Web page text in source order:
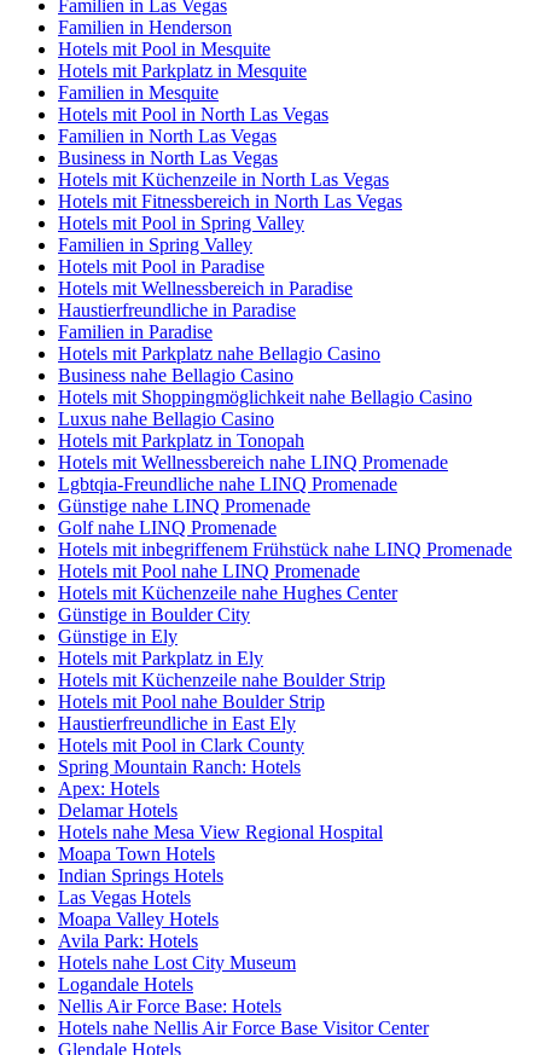
Familien in Las Vegas
Familien in Henderson
Hotels mit Pool in Mesquite
Hotels mit Parkplatz in Mesquite
Familien in Mesquite
Hotels mit Pool in North Las Vegas
Familien in North Las Vegas
Business in North Las Vegas
Hotels mit Küchenzeile in North Las Vegas
Hotels mit Fitnessbereich in North Las Vegas
Hotels mit Pool in Spring Valley
Familien in Spring Valley
Hotels mit Pool in Paradise
Hotels mit Wellnessbereich in Paradise
Haustierfreundliche in Paradise
Familien in Paradise
Hotels mit Parkplatz nahe Bellagio Casino
Business nahe Bellagio Casino
Hotels mit Shoppingmöglichkeit nahe Bellagio Casino
Luxus nahe Bellagio Casino
Hotels mit Parkplatz in Tonopah
Hotels mit Wellnessbereich nahe LINQ Promenade
Lgbtqia-Freundliche nahe LINQ Promenade
Günstige nahe LINQ Promenade
Golf nahe LINQ Promenade
Hotels mit inbegriffenem Frühstück nahe LINQ Promenade
Hotels mit Pool nahe LINQ Promenade
Hotels mit Küchenzeile nahe Hughes Center
Günstige in Boulder City
Günstige in Ely
Hotels mit Parkplatz in Ely
Hotels mit Küchenzeile nahe Boulder Strip
Hotels mit Pool nahe Boulder Strip
Haustierfreundliche in East Ely
Hotels mit Pool in Clark County
Spring Mountain Ranch: Hotels
Apex: Hotels
Delamar Hotels
Hotels nahe Mesa View Regional Hospital
Moapa Town Hotels
Indian Springs Hotels
Las Vegas Hotels
Moapa Valley Hotels
Avila Park: Hotels
Hotels nahe Lost City Museum
Logandale Hotels
Nellis Air Force Base: Hotels
Hotels nahe Nellis Air Force Base Visitor Center
Glendale Hotels